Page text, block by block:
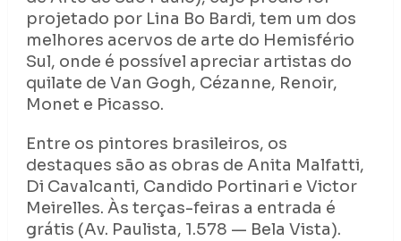
projetado por Lina Bo Bardi, tem um dos
melhores acervos de arte do Hemisfério
Sul, onde é possível apreciar artistas do
quilate de Van Gogh, Cézanne, Renoir,
Monet e Picasso.
Entre os pintores brasileiros, os
destaques são as obras de Anita Malfatti,
Di Cavalcanti, Candido Portinari e Victor
Meirelles. Às terças-feiras a entrada é
grátis (Av. Paulista, 1.578 — Bela Vista).